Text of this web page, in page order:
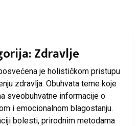
Zdravlje
je holističkom pristupu
zdravlja. Obuhvata teme koje
sveobuhvatne informacije o
i emocionalnom blagostanju.
bolesti, prirodnim metodama